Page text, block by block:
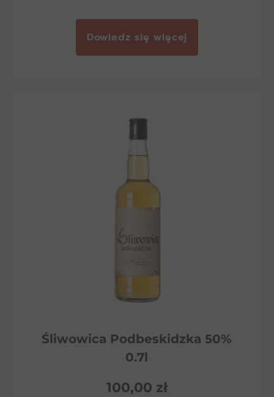
Dowiedz się więcej
Śliwowica Podbeskidzka 50%
0.7l
100,00 zł